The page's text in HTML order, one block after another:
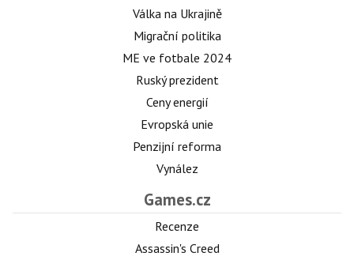
Válka na Ukrajině
Migrační politika
ME ve fotbale 2024
Ruský prezident
Ceny energií
Evropská unie
Penzijní reforma
Vynález
Games.cz
Recenze
Assassin's Creed